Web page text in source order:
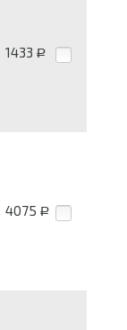
1433 Р
4075 Р